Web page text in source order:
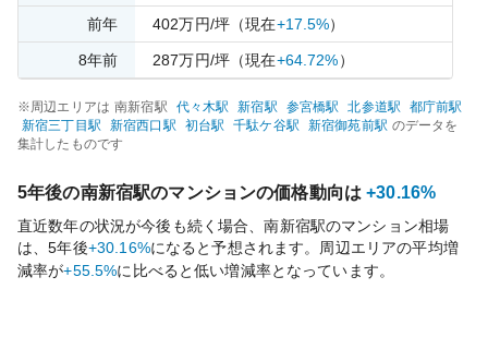
前年 402万円/坪 （現在+17.5%）
8年前 287万円/坪 （現在+64.72%）
※周辺エリアは 南新宿駅 代々木駅 新宿駅 参宮橋駅 北参道駅 都庁前駅
新宿三丁目駅 新宿西口駅 初台駅 千駄ケ谷駅 新宿御苑前駅 のデータを
集計したものです
5年後の南新宿駅のマンションの価格動向は +30.16%
直近数年の状況が今後も続く場合、南新宿駅のマンション相場
は、5年後+30.16%になると予想されます。周辺エリアの平均増
減率が+55.5%に比べると低い増減率となっています。